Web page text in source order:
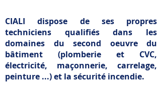
CIALI dispose de ses propres
techniciens qualifiés dans les
domaines du second oeuvre du
bâtiment (plomberie et CVC,
électricité, maçonnerie, carrelage,
peinture ...) et la sécurité incendie.